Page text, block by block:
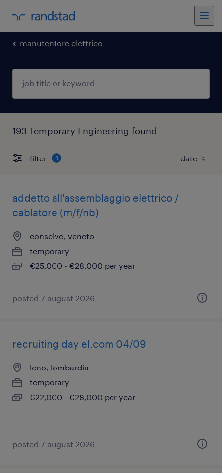
manutentore elettrico
193 Temporary Engineering found
filter 3
addetto all'assemblaggio elettrico /
cablatore (m/f/nb)
conselve, veneto
temporary
€25,000 - €28,000 per year
posted 7 august 2026
recruiting day el.com 04/09
leno, lombardia
temporary
€22,000 - €28,000 per year
posted 7 august 2026